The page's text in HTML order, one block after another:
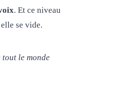
. Et ce niveau
se vide.
le monde